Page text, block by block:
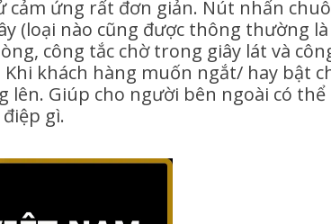
cảm ứng rất đơn giản. Nút nhấn
(loại nào cũng được thông thường là
công tắc chờ trong giây lát và
khách hàng muốn ngắt/ hay bật
lên. Giúp cho người bên ngoài có thể
gì.